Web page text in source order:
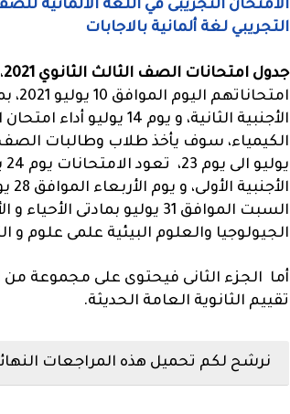
التجريبي لغة ألمانية بالاجابات
جدول امتحانات الصف الثالث الثانوي 2021
الجيولوجيا والعلوم البيئية علمى علوم
أما الجزء الثانى فيحتوى على مجموعة من
تقييم الثانوية العامة الحديثة.
نرشح لكم تحميل هذه المراجعات